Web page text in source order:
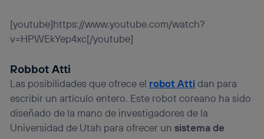
[youtube]https://www.youtube.com/watch?
v=HPWEkYep4xc[/youtube]
Robbot Atti
Las posibilidades que ofrece el robot Attidan para
escribir un artículo entero. Este robot coreano ha sido
diseñado de la mano de investigadores de la
Universidad de Utah para ofrecer unsistema de